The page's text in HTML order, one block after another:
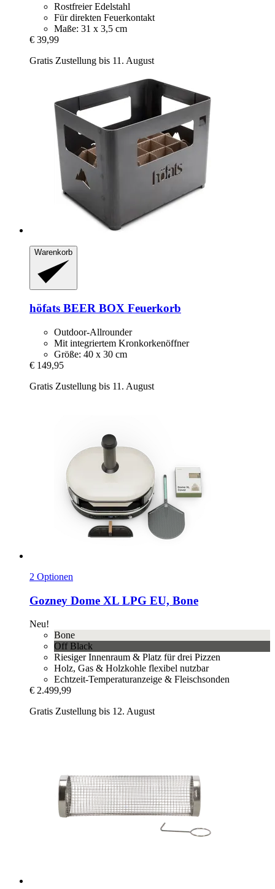
Rostfreier Edelstahl
Für direkten Feuerkontakt
Maße: 31 x 3,5 cm
€ 39,99
Gratis Zustellung bis 11. August
Warenkorb
höfats BEER BOX Feuerkorb
Outdoor-Allrounder
Mit integriertem Kronkorkenöffner
Größe: 40 x 30 cm
€ 149,95
Gratis Zustellung bis 11. August
2 Optionen
Gozney Dome XL LPG EU, Bone
Neu!
Bone
Off Black
Riesiger Innenraum & Platz für drei Pizzen
Holz, Gas & Holzkohle flexibel nutzbar
Echtzeit-Temperaturanzeige & Fleischsonden
€ 2.499,99
Gratis Zustellung bis 12. August